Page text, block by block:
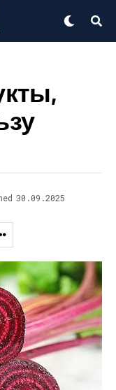
30.09.2025